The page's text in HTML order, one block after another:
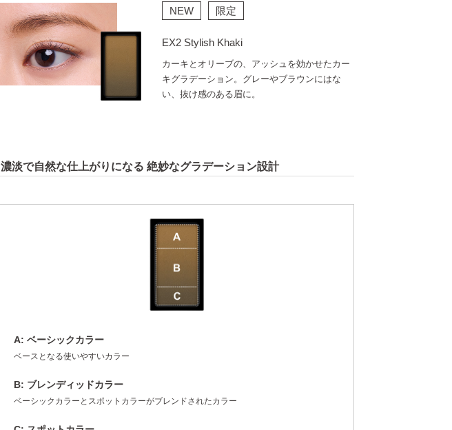
NEW 限定
EX2 Stylish Khaki
カーキとオリーブの、アッシュを効かせたカー
キグラデーション。グレーやブラウンにはな
い、抜け感のある眉に。
濃淡で自然な仕上がりになる 絶妙なグラデーション設計
A: ベーシックカラー
ベースとなる使いやすいカラー
B: ブレンディッドカラー
ベーシックカラーとスポットカラーがブレンドされたカラー